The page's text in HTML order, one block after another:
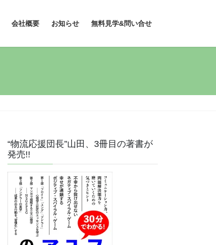
会社概要 お知らせ 無料見学&問い合せ
“物流応援団長”山田、3冊目の著書が
発売!!